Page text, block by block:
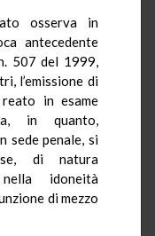
osserva in
antecedente
507 del 1999,
l’emissione di
in esame
in quanto,
sede penale, si
di natura
idoneità
di mezzo